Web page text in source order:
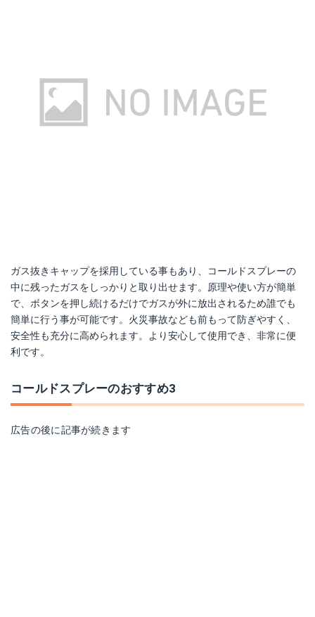
ガス抜きキャップを採用している事もあり、コールドスプレーの
中に残ったガスをしっかりと取り出せます。原理や使い方が簡単
で、ボタンを押し続けるだけでガスが外に放出されるため誰でも
簡単に行う事が可能です。火災事故なども前もって防ぎやすく、
安全性も充分に高められます。より安心して使用でき、非常に便
利です。
コールドスプレーのおすすめ3
広告の後に記事が続きます